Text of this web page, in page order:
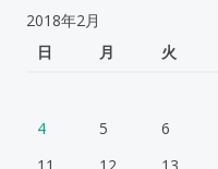
2018年2月
日
月 火
4
5 6
11
12 13